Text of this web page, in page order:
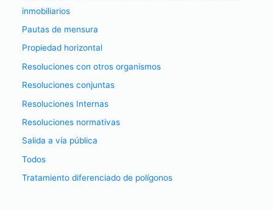
inmobiliarios
Pautas de mensura
Propiedad horizontal
Resoluciones con otros organismos
Resoluciones conjuntas
Resoluciones Internas
Resoluciones normativas
Salida a vía pública
Todos
Tratamiento diferenciado de polígonos